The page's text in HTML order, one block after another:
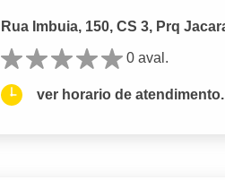
Rua Imbuia, 150, CS 3, Prq
0 aval.
ver horario de atendimento.